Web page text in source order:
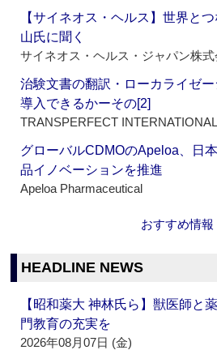
【サイネオス・ヘルス】世界と
山氏に聞く
サイネオス・ヘルス・ジャパン株式
治験文書の翻訳・ローカライゼ
導入できるかーその[2]
TRANSPERFECT
グローバルCDMOのApeloa、日
品イノベーションを推進
Apeloa Pharmaceutical
おすすめ情報
HEADLINE NEWS
【昭和薬大 神林氏ら】獣医師と
門教育の充実を
2026年08月07日 (金)